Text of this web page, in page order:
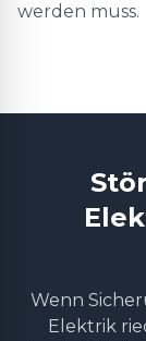
werden muss.
Wenn
Elektrik